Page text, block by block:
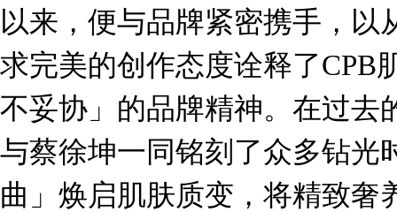
以来，便与品牌紧密携手，以
求完美的创作态度诠释了CPB
不妥协」的品牌精神。在过去
与蔡徐坤一同铭刻了众多钻光
曲」焕启肌肤质变，将精致奢